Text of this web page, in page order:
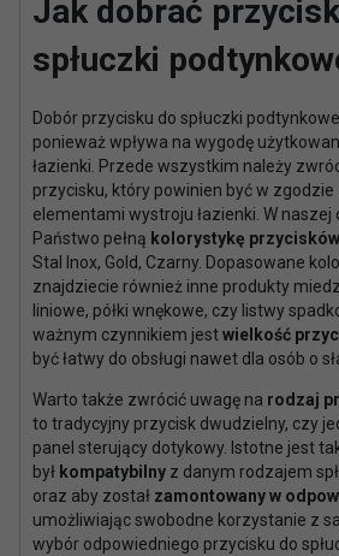
Jak dobrać
spłuczki
Dobór przycisku do spłuczki
ponieważ wpływa na wygodę
łazienki. Przede wszystkim należy
przycisku, który powinien być w zgodzie
elementami wystroju łazienki. W
Państwo pełną kolorystykę przycisków
Stal Inox, Gold, Czarny. Dopasowane
znajdziecie również inne produkty
liniowe, półki wnękowe, czy listwy
ważnym czynnikiem jestwielkość
być łatwy do obsługi nawet dla osób o
Warto także zwrócić uwagę na rodzaj
to tradycyjny przycisk dwudzielny, czy
panel sterujący dotykowy. Istotne jest
był kompatybilny z danym rodzajem
oraz aby został zamontowany w
umożliwiając swobodne korzystanie z
wybór odpowiedniego przycisku do